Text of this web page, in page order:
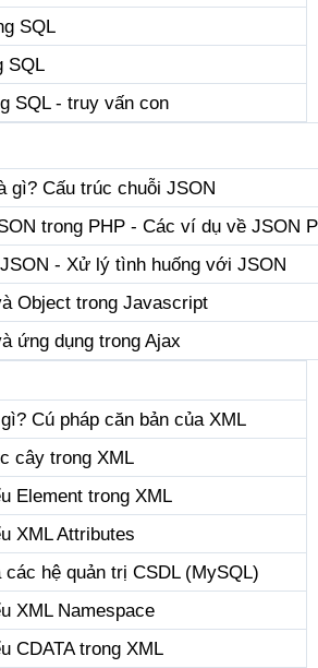
SQL
SQL
SQL - truy vấn con
gì? Cấu trúc chuỗi JSON
trong PHP - Các ví dụ về JSON
- Xử lý tình huống với JSON
Object trong Javascript
ứng dụng trong Ajax
Cú pháp căn bản của XML
cây trong XML
Element trong XML
XML Attributes
các hệ quản trị CSDL (MySQL)
XML Namespace
CDATA trong XML